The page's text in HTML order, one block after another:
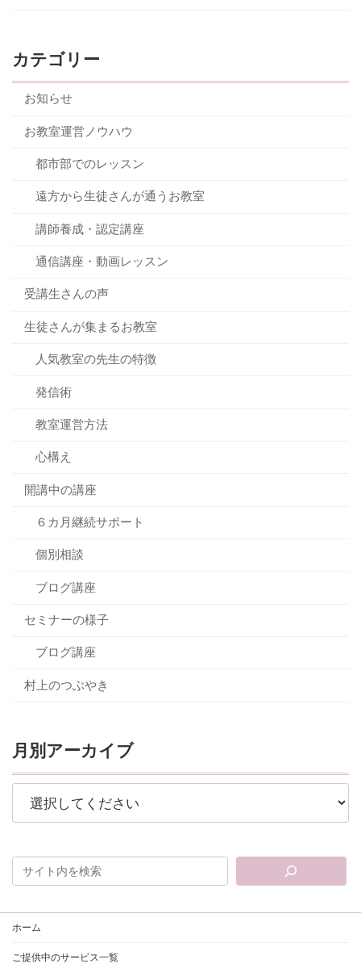
カテゴリー
お知らせ
お教室運営ノウハウ
都市部でのレッスン
遠方から生徒さんが通うお教室
講師養成・認定講座
通信講座・動画レッスン
受講生さんの声
生徒さんが集まるお教室
人気教室の先生の特徴
発信術
教室運営方法
心構え
開講中の講座
６カ月継続サポート
個別相談
ブログ講座
セミナーの様子
ブログ講座
村上のつぶやき
月別アーカイブ
ホーム
ご提供中のサービス一覧